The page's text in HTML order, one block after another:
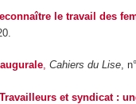
le travail des
, Cahiers du Lise,
Travailleurs et syndicat :